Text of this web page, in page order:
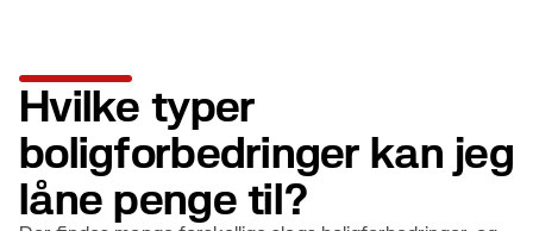
Hvilke typer
boligforbedringer kan jeg
låne penge til?